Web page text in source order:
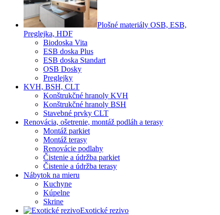
Plošné materiály OSB, ESB,
Preglejka, HDF
Biodoska Vita
ESB doska Plus
ESB doska Standart
OSB Dosky
Preglejky
KVH, BSH, CLT
Konštrukčné hranoly KVH
Konštrukčné hranoly BSH
Stavebné prvky CLT
Renovácia, ošetrenie, montáž podláh a terasy
Montáž parkiet
Montáž terasy
Renovácie podlahy
Čistenie a údržba parkiet
Čistenie a údržba terasy
Nábytok na mieru
Kuchyne
Kúpelne
Skrine
Exotické rezivo